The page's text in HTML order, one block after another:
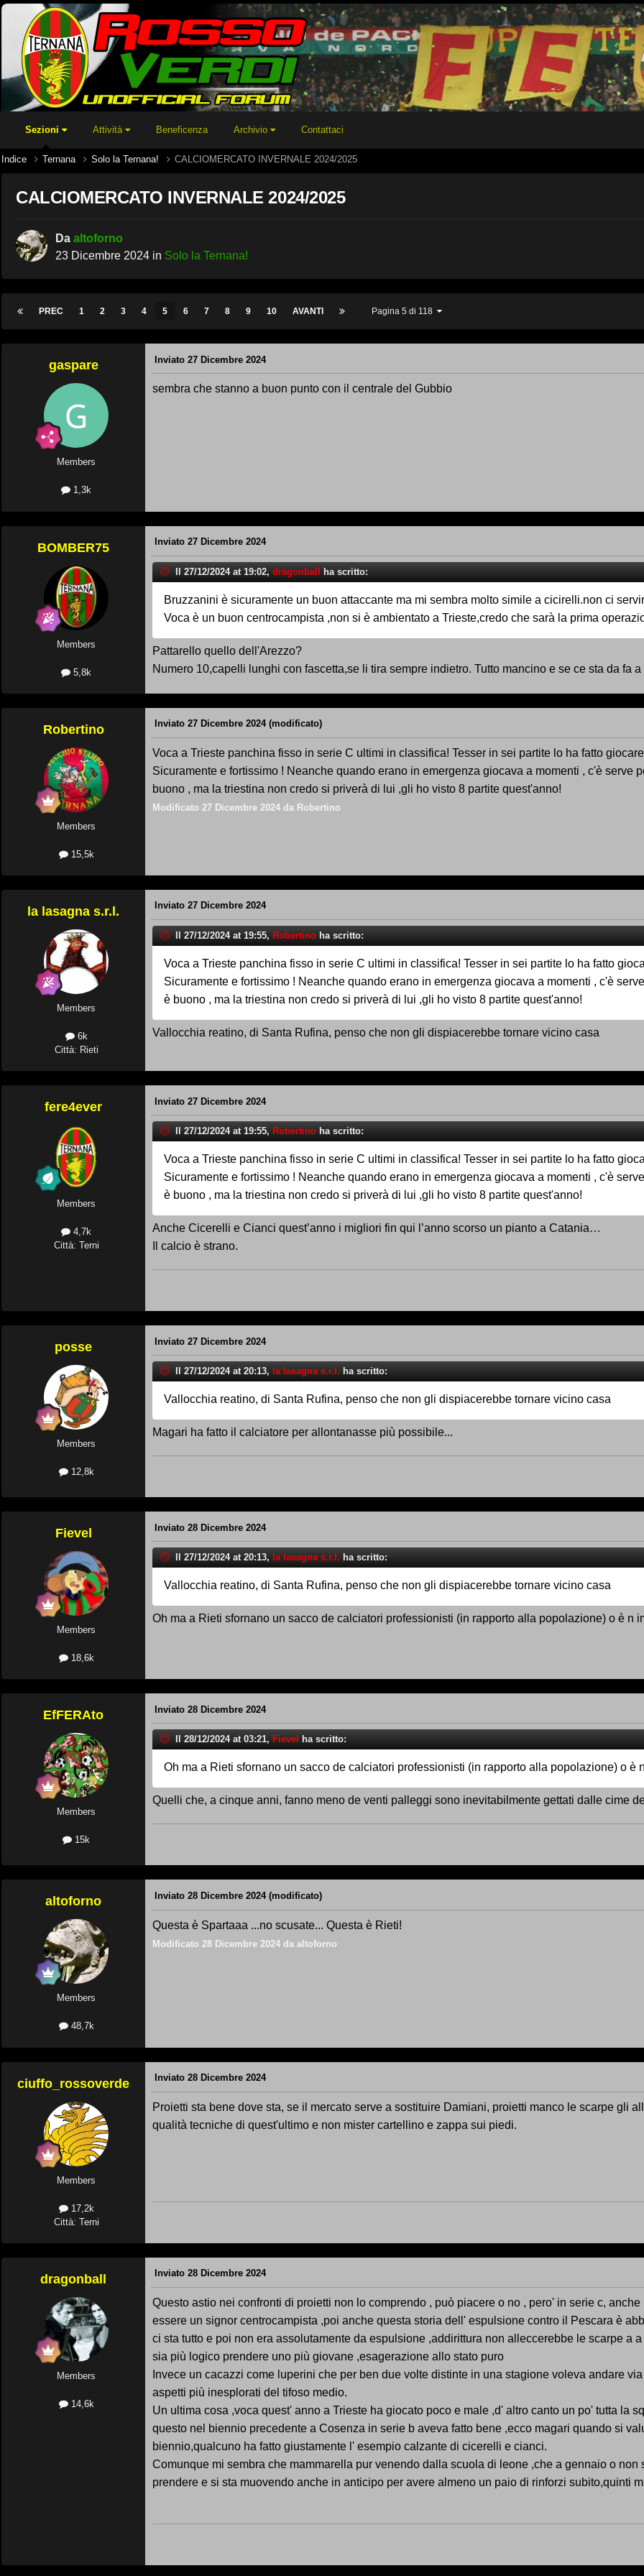
Sezioni Attività Beneficenza Archivio Contattaci
Indice Ternana Solo la Ternana! CALCIOMERCATO INVERNALE 2024/2025
CALCIOMERCATO INVERNALE 2024/2025
Da altoforno
23 Dicembre 2024 in Solo la Ternana!
PREC 1 2 3 4 5 6 7 8 9 10 AVANTI Pagina 5 di 118
gaspare
Members
1,3k
Inviato 27 Dicembre 2024
sembra che stanno a buon punto con il centrale del Gubbio
BOMBER75
Members
5,8k
Inviato 27 Dicembre 2024
Il 27/12/2024 at 19:02, dragonball ha scritto:
Bruzzanini è sicuramente un buon attaccante ma mi sembra molto simile a cicirelli.non ci
Voca è un buon centrocampista ,non si è ambientato a Trieste,credo che sarà la prima
Pattarello quello dell'Arezzo?
Numero 10,capelli lunghi con fascetta,se li tira sempre indietro. Tutto mancino e se ce sta da fa
Robertino
Members
15,5k
Inviato 27 Dicembre 2024 (modificato)
Voca a Trieste panchina fisso in serie C ultimi in classifica! Tesser in sei partite lo ha fatto
Sicuramente e fortissimo ! Neanche quando erano in emergenza giocava a momenti , c'è serve
buono , ma la triestina non credo si priverà di lui ,gli ho visto 8 partite quest'anno!
Modificato 27 Dicembre 2024 da Robertino
la lasagna s.r.l.
Members
6k
Città: Rieti
Inviato 27 Dicembre 2024
Il 27/12/2024 at 19:55, Robertino ha scritto:
Voca a Trieste panchina fisso in serie C ultimi in classifica! Tesser in sei partite lo ha fatto
Sicuramente e fortissimo ! Neanche quando erano in emergenza giocava a momenti , c'è
è buono , ma la triestina non credo si priverà di lui ,gli ho visto 8 partite quest'anno!
Vallocchia reatino, di Santa Rufina, penso che non gli dispiacerebbe tornare vicino casa
fere4ever
Members
4,7k
Città: Terni
Inviato 27 Dicembre 2024
Il 27/12/2024 at 19:55, Robertino ha scritto:
Voca a Trieste panchina fisso in serie C ultimi in classifica! Tesser in sei partite lo ha fatto
Sicuramente e fortissimo ! Neanche quando erano in emergenza giocava a momenti , c'è
è buono , ma la triestina non credo si priverà di lui ,gli ho visto 8 partite quest'anno!
Anche Cicerelli e Cianci quest’anno i migliori fin qui l’anno scorso un pianto a Catania…
Il calcio è strano.
posse
Members
12,8k
Inviato 27 Dicembre 2024
Il 27/12/2024 at 20:13, la lasagna s.r.l. ha scritto:
Vallocchia reatino, di Santa Rufina, penso che non gli dispiacerebbe tornare vicino casa
Magari ha fatto il calciatore per allontanasse più possibile...
Fievel
Members
18,6k
Inviato 28 Dicembre 2024
Il 27/12/2024 at 20:13, la lasagna s.r.l. ha scritto:
Vallocchia reatino, di Santa Rufina, penso che non gli dispiacerebbe tornare vicino casa
Oh ma a Rieti sfornano un sacco de calciatori professionisti (in rapporto alla popolazione) o è n
EfFERAto
Members
15k
Inviato 28 Dicembre 2024
Il 28/12/2024 at 03:21, Fievel ha scritto:
Oh ma a Rieti sfornano un sacco de calciatori professionisti (in rapporto alla popolazione) o è
Quelli che, a cinque anni, fanno meno de venti palleggi sono inevitabilmente gettati dalle cime
altoforno
Members
48,7k
Inviato 28 Dicembre 2024 (modificato)
Questa è Spartaaa ...no scusate... Questa è Rieti!
Modificato 28 Dicembre 2024 da altoforno
ciuffo_rossoverde
Members
17,2k
Città: Terni
Inviato 28 Dicembre 2024
Proietti sta bene dove sta, se il mercato serve a sostituire Damiani, proietti manco le scarpe gli
qualità tecniche di quest'ultimo e non mister cartellino e zappa sui piedi.
dragonball
Members
14,6k
Inviato 28 Dicembre 2024
Questo astio nei confronti di proietti non lo comprendo , può piacere o no , pero' in serie c,
essere un signor centrocampista ,poi anche questa storia dell' espulsione contro il Pescara è
ci sta tutto e poi non era assolutamente da espulsione ,addirittura non alleccerebbe le scarpe
sia più logico prendere uno più giovane ,esagerazione allo stato puro
Invece un cacazzi come luperini che per ben due volte distinte in una stagione voleva andare
aspetti più inesplorati del tifoso medio.
Un ultima cosa ,voca quest' anno a Trieste ha giocato poco e male ,d' altro canto un po' tutta la
questo nel biennio precedente a Cosenza in serie b aveva fatto bene ,ecco magari quando si
biennio,qualcuno ha fatto giustamente l' esempio calzante di cicerelli e cianci.
Comunque mi sembra che mammarella pur venendo dalla scuola di leone ,che a gennaio o
prendere e si sta muovendo anche in anticipo per avere almeno un paio di rinforzi subito,quinti